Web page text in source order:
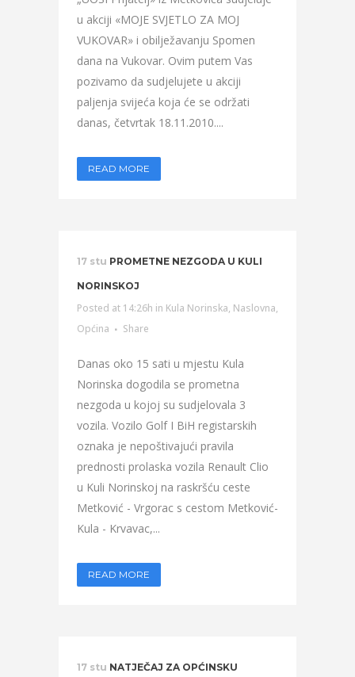
u akciji «MOJE SVJETLO ZA MOJ
VUKOVAR» i obilježavanju Spomen
dana na Vukovar. Ovim putem Vas
pozivamo da sudjelujete u akciji
paljenja svijeća koja će se održati
danas, četvrtak 18.11.2010....
READ MORE
17 stu PROMETNE NEZGODA U KULI
NORINSKOJ
Posted at 14:26h in Kula Norinska, Naslovna,
Općina
Share
Danas oko 15 sati u mjestu Kula
Norinska dogodila se prometna
nezgoda u kojoj su sudjelovala 3
vozila. Vozilo Golf I BiH registarskih
oznaka je nepoštivajući pravila
prednosti prolaska vozila Renault Clio
u Kuli Norinskoj na raskršću ceste
Metković - Vrgorac s cestom Metković-
Kula - Krvavac,...
READ MORE
17 stu NATJEČAJ ZA OPĆINSKU